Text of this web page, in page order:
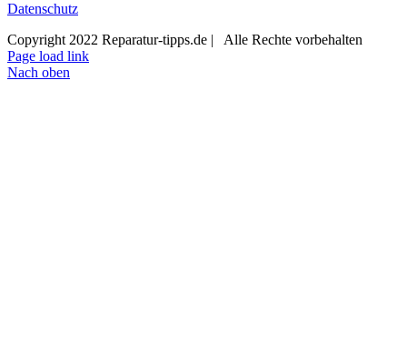
Datenschutz
Copyright 2022 Reparatur-tipps.de | Alle Rechte vorbehalten
Page load link
Nach oben